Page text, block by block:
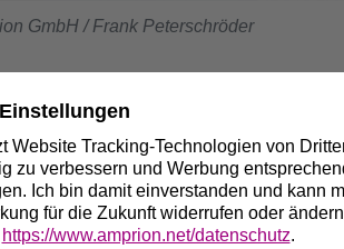
GmbH / Frank Peterschröder
regelt die Nachfolge an der
2024 in den Ruhestand. Den
hat in seiner gestrigen Sitzung Dr.
berufen. Der derzeitige Vorsitzende der